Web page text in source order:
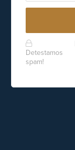
Detestamos
spam!